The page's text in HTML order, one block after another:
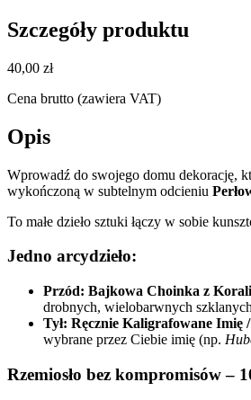
Szczegóły produktu
40,00 zł
Cena brutto (zawiera VAT)
Opis
Wprowadź do swojego domu dekorację,
wykończoną w subtelnym odcieniu
To małe dzieło sztuki łączy w sobie
Jedno arcydzieło:
Przód: Bajkowa Choinka z
drobnych, wielobarwnych
Tył: Ręcznie Kaligrafowane Imię
wybrane przez Ciebie imię (np.
Rzemiosło bez kompromisów –